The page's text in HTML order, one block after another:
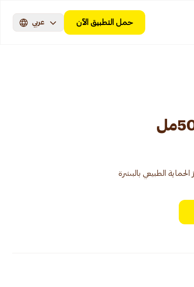
حمل التطبيق الآن عربي
الطبيعي بالبشرة